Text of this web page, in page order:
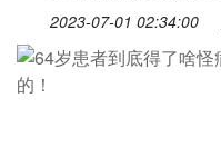
2023-07-01 02:34:00